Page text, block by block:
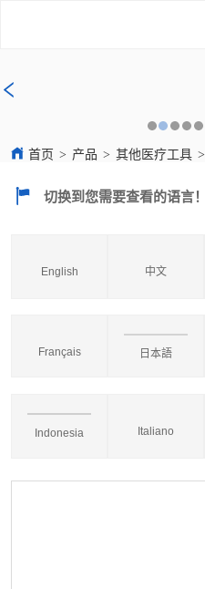
首页 > 产品 > 其他医疗工具 >
切换到您需要查看的语言！
English 中文
Français 日本語
Indonesia Italiano